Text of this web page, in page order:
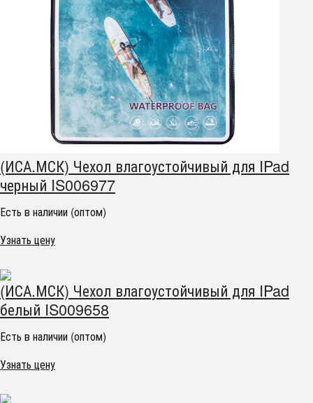
(ИСА.МСК) Чехол влагоустойчивый для IPad
черный IS006977
Есть в наличии (оптом)
Узнать цену
(ИСА.МСК) Чехол влагоустойчивый для IPad
белый IS009658
Есть в наличии (оптом)
Узнать цену